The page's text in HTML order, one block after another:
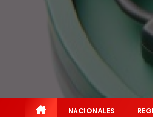
NACIONALES